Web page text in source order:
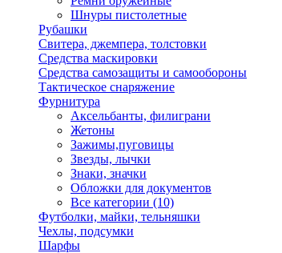
Шнуры пистолетные
Рубашки
Свитера, джемпера, толстовки
Средства маскировки
Средства самозащиты и самообороны
Тактическое снаряжение
Фурнитура
Аксельбанты, филиграни
Жетоны
Зажимы,пуговицы
Звезды, лычки
Знаки, значки
Обложки для документов
Все категории (10)
Футболки, майки, тельняшки
Чехлы, подсумки
Шарфы